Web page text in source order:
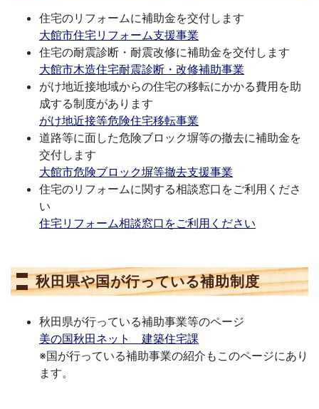
住宅のリフォームに補助金を交付します
大館市住宅リフォーム支援事業
住宅の耐震診断・耐震改修に補助金を交付します
大館市木造住宅耐震診断・改修補助事業
がけ地近接地域からの住宅の移転にかかる費用を助
成する制度があります
がけ地近接等危険住宅移転事業
道路等に面した危険ブロック塀等の撤去に補助金を
交付します
大館市危険ブロック塀等撤去支援事業
住宅のリフォームに関する相談窓口をご利用くださ
い
住宅リフォーム相談窓口をご利用ください
秋田県や国が行っている補助制度
秋田県が行っている補助事業等のページ
美の国秋田ネット 建築住宅課
※国が行っている補助事業の紹介もこのページにあり
ます。